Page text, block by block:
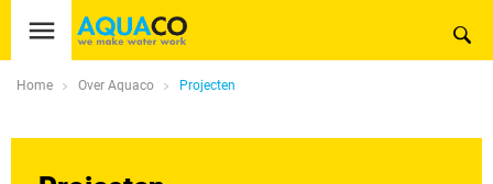
Home Over Aquaco Projecten